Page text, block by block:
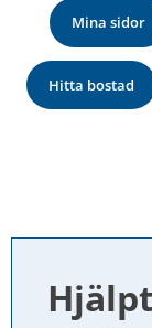
Mina sidor
Hitta bostad